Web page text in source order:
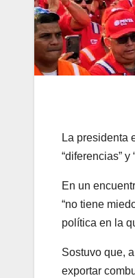
La presidenta
“diferencias”
En un
“no tiene
política en la
Sostuvo que,
exportar